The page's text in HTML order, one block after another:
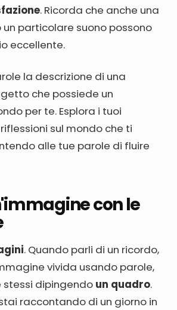
. Ricorda che anche una
particolare suono possono
eccellente.
la descrizione di una
che possiede un
per te. Esplora i tuoi
sul mondo che ti
alle tue parole di fluire
con le
. Quando parli di un ricordo,
vivida usando parole,
stessi dipingendo un quadro.
raccontando di un giorno in